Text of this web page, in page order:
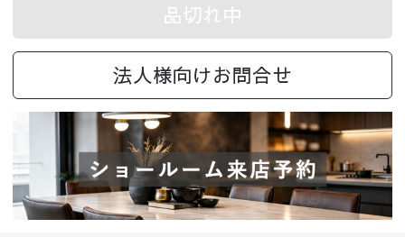
品切れ中
法人様向けお問合せ